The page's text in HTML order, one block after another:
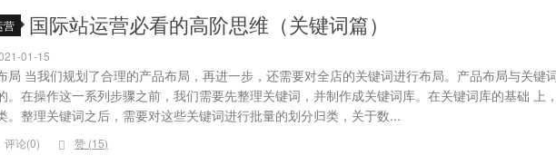
营 国际站运营必看的高阶思维（关键词篇）
01-15
局 当我们规划了合理的产品布局，再进一步，还需要对全店的关键词进行布局。产品布局与关键
。在操作这一系列步骤之前，我们需要先整理关键词，并制作成关键词库。在关键词库的基础 上
。整理关键词之后，需要对这些关键词进行批量的划分归类，关于数...
评论(0) 赞 (15)